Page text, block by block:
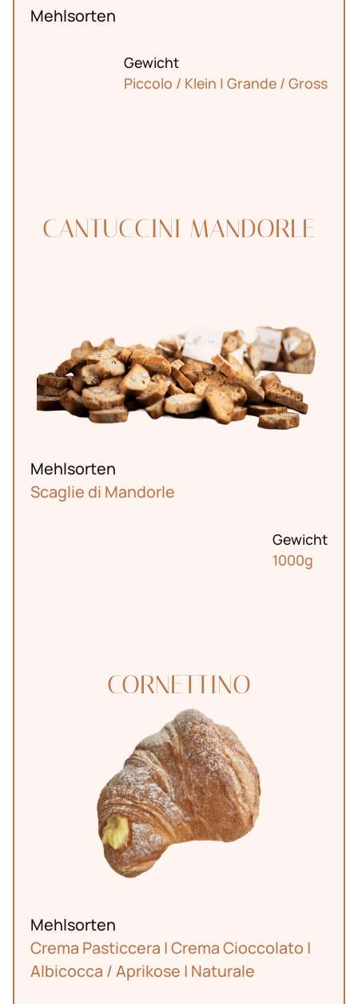
Mehlsorten
Gewicht
Piccolo / Klein | Grande / Gross
Mehlsorten
Scaglie di Mandorle
CANTUCCINI MANDORLE
Gewicht
1000g
Mehlsorten
Crema Pasticcera | Crema Cioccolato |
Albicocca / Aprikose | Naturale
CORNETTINO